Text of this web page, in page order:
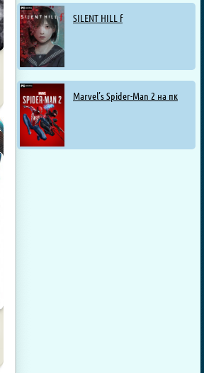
SILENT HILL f
Marvel’s Spider-Man 2 на пк